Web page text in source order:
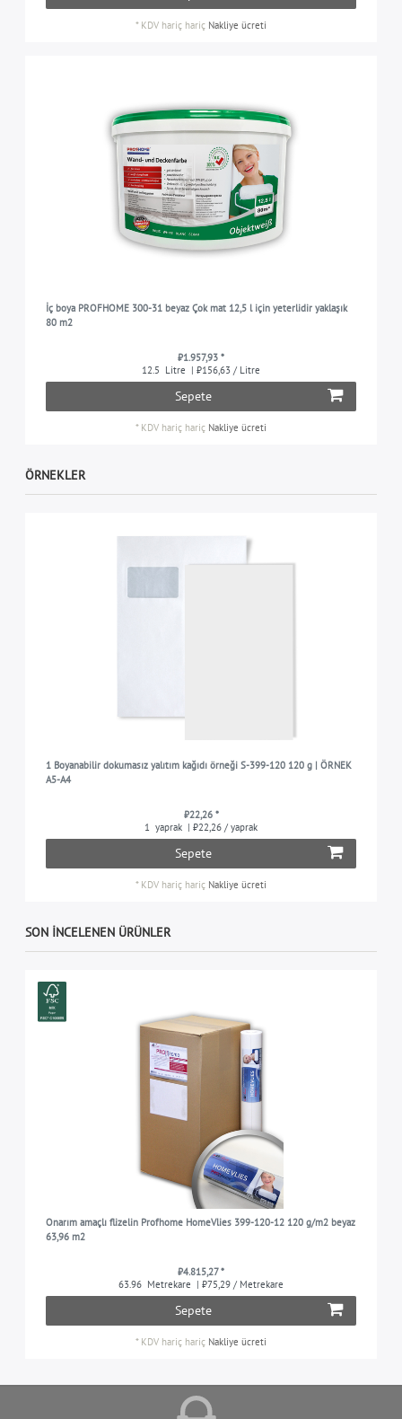
* KDV hariç hariç Nakliye ücreti
İç boya PROFHOME 300-31 beyaz Çok mat 12,5 l için yeterlidir yaklaşık
80 m2
₺1.957,93 *
12.5 Litre | ₺156,63 / Litre
Sepete
* KDV hariç hariç Nakliye ücreti
ÖRNEKLER
1 Boyanabilir dokumasız yalıtım kağıdı örneği S-399-120 120 g | ÖRNEK
A5-A4
₺22,26 *
1 yaprak | ₺22,26 / yaprak
Sepete
* KDV hariç hariç Nakliye ücreti
SON INCELENEN ÜRÜNLER
Onarım amaçlı flizelin Profhome HomeVlies 399-120-12 120 g/m2 beyaz
63,96 m2
₺4.815,27 *
63.96 Metrekare | ₺75,29 / Metrekare
Sepete
* KDV hariç hariç Nakliye ücreti